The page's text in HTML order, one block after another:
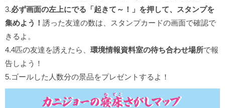
3.必ず画面の左上にでる「起きて～！」を押して、スタンプを
集めよう！ 誘った友達の数は、スタンプカードの画面で確認で
きるよ。
4.4匹の友達を誘えたら、 環境情報資料室の待ち合わせ場所で報
告しよう！
5.ゴールした人数分の景品をプレゼントするよ！